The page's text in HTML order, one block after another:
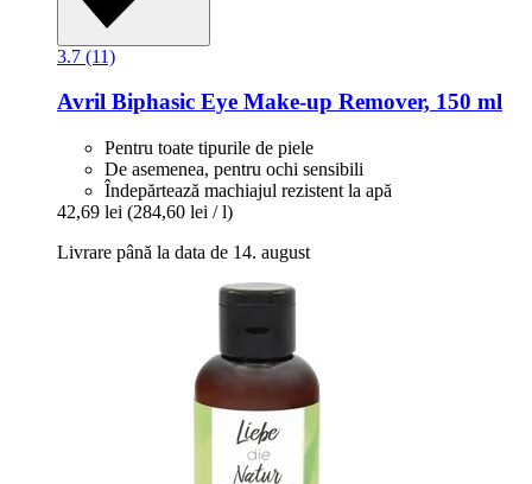
3.7 (11)
Avril Biphasic Eye Make-​up Remover, 150 ml
Pentru toate tipurile de piele
De asemenea, pentru ochi sensibili
Îndepărtează machiajul rezistent la apă
42,69 lei (284,60 lei / l)
Livrare până la data de 14. august